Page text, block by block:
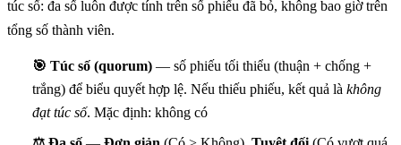
túc số: đa số luôn được tính trên số phiếu đã bỏ, không bao giờ trên
tổng số thành viên.
🎯 Túc số (quorum) — số phiếu tối thiểu (thuận + chống +
trắng) để biểu quyết hợp lệ. Nếu thiếu phiếu, kết quả là không
đạt túc số. Mặc định: không có